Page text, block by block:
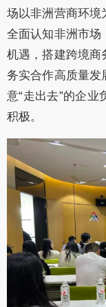
场以非洲营商环境
全面认知非洲市场
机遇，搭建跨境商
务实合作高质量发
意“走出去”的企
积极。